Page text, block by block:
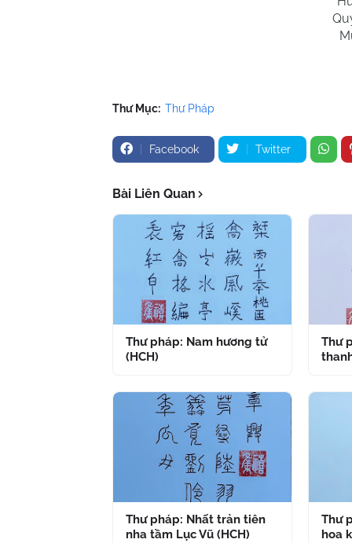
Thư Mục: Thư Pháp
Facebook Twitter
Bài Liên Quan
Thư pháp: Nam hương tử
(HCH)
Thư
Thư pháp: Nhất trản tiên
nha tầm Lục Vũ (HCH)
Thư
hoa